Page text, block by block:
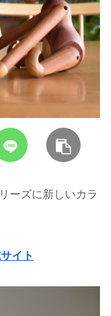
ーズに新しいカラ
イト